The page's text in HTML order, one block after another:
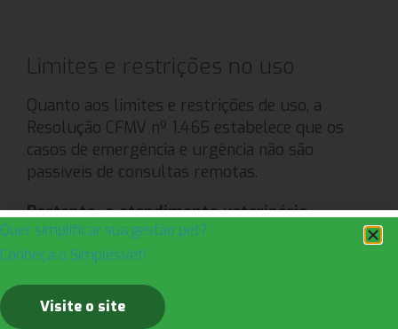
Limites e restrições no uso
Quanto aos limites e restrições de uso, a
Resolução CFMV nº 1.465 estabelece que os
casos de emergência e urgência não são
passíveis de consultas remotas.
Portanto, o atendimento veterinário
presencial é obrigatório nessas situações.
do médico-veterinário, que pode decidir o que
será realizado ou não durante a sessão.
Quer simplificar sua gestão pet?
Conheça o SimplesVet!
Visite o site